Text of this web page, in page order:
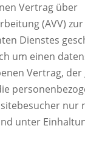
Vertrag über
(AVV)
Dienstes
um einen
Vertrag, der
nur
unter